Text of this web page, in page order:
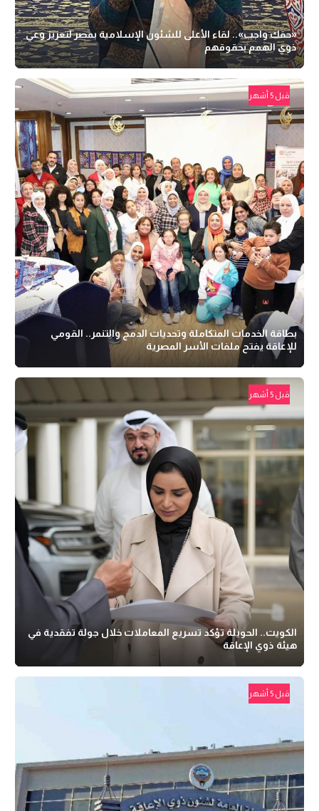
«حقك واجب».. لقاء الأعلى للشئون الإسلامية بمصر لتعزيز وعي
ذوي الهمم بحقوقهم
قبل 5 أشهر
بطاقة الخدمات المتكاملة وتحديات الدمج والتنمر.. القومي
للإعاقة يفتح ملفات الأسر المصرية
قبل 5 أشهر
الكويت.. الحويلة تؤكد تسريع المعاملات خلال جولة تفقدية في
هيئة ذوي الإعاقة
قبل 5 أشهر